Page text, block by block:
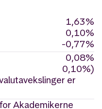
1,63%
0,10%
-0,77%
0,08%
0,10%)
er
Akademikerne